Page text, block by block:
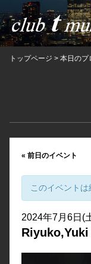
トップページ > 本日のプ
« 前日のイベント
このイベントは
2024年7月6日(
Riyuko,Yuki